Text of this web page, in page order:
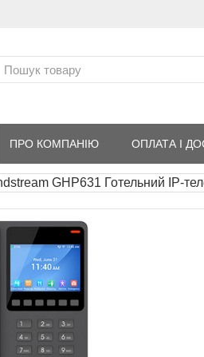
ПРО КОМПАНІЮ ОПЛАТА І
GHP631 Готельний IP-